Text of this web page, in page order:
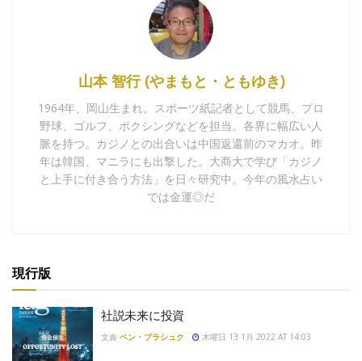
山本 智行 (やまもと・ともゆき)
1964年、岡山生まれ。スポーツ紙記者として競馬、プロ
野球、ゴルフ、ボクシングなどを担当。各界に幅広い人
脈を持つ。カジノとの出合いは中国返還前のマカオ。昨
年は韓国、マニラにも出撃した。大商大で学び「カジノ
と上手に付き合う方法」を日々研究中。今年の風水占い
では金運◎だ
現行版
社説未来に投資
文責 ベン・ブラシュク 木曜日 13 1月 2022 AT 14:03